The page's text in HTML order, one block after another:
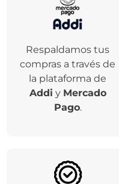
Respaldamos tus
compras a través de
la plataforma de
Addi y Mercado
Pago.